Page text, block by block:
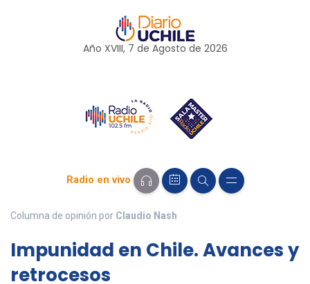
Año XVIII, 7 de Agosto de 2026
Radio en vivo
Columna de opinión por Claudio Nash
Impunidad en Chile. Avances y
retrocesos